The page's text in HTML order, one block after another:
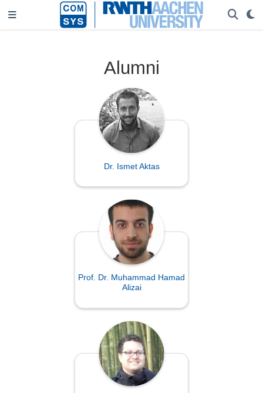
Alumni
Dr. Ismet Aktas
Prof. Dr. Muhammad Hamad
Alizai